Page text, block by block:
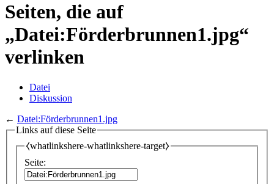
Seiten, die auf
„Datei:Förderbrunnen1.jpg“
verlinken
Datei
Diskussion
← Datei:Förderbrunnen1.jpg
Links auf diese Seite
⧼whatlinkshere-whatlinkshere-target⧽
Seite: